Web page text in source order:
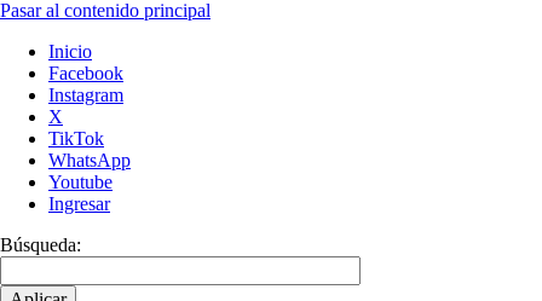
Pasar al contenido principal
Inicio
Facebook
Instagram
X
TikTok
WhatsApp
Youtube
Ingresar
Búsqueda: